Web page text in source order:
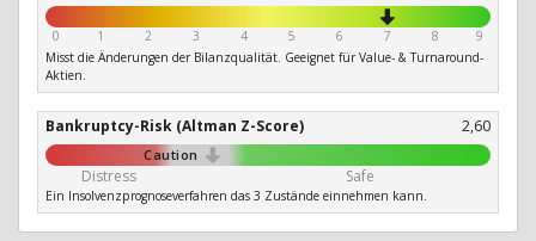
0 1 2 3 4 5 6 7 8
9
Misst die Änderungen der Bilanzqualität. Geeignet für Value- & Turnaround-
Aktien.
Bankruptcy-Risk (Altman Z-Score) 2,60
Caution
Distress Safe
Ein Insolvenzprognoseverfahren das 3 Zustände einnehmen kann.